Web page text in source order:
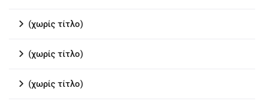
(χωρίς τίτλο)
(χωρίς τίτλο)
(χωρίς τίτλο)